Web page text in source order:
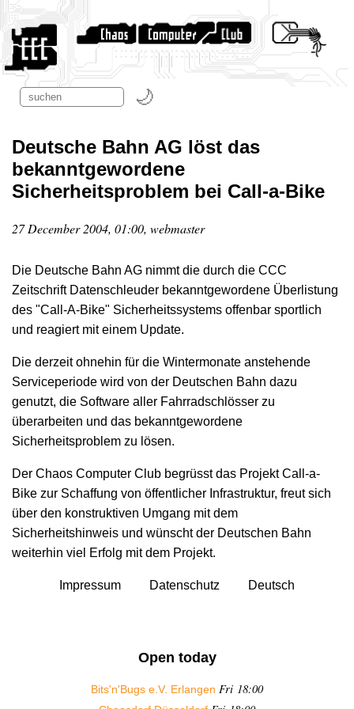
Deutsche Bahn AG löst das
bekanntgewordene
Sicherheitsproblem bei Call-a-Bike
27 December 2004, 01:00, webmaster
Die Deutsche Bahn AG nimmt die durch die CCC
Zeitschrift Datenschleuder bekanntgewordene Überlistung
des "Call-A-Bike" Sicherheitssystems offenbar sportlich
und reagiert mit einem Update.
Die derzeit ohnehin für die Wintermonate anstehende
Serviceperiode wird von der Deutschen Bahn dazu
genutzt, die Software aller Fahrradschlösser zu
überarbeiten und das bekanntgewordene
Sicherheitsproblem zu lösen.
Der Chaos Computer Club begrüsst das Projekt Call-a-
Bike zur Schaffung von öffentlicher Infrastruktur, freut sich
über den konstruktiven Umgang mit dem
Sicherheitshinweis und wünscht der Deutschen Bahn
weiterhin viel Erfolg mit dem Projekt.
Impressum Datenschutz Deutsch
Open today
Bits'n'Bugs e.V. Erlangen Fri 18:00